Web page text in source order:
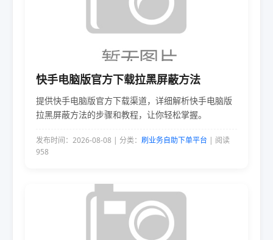
快手电脑版官方下载拉黑屏蔽方法
提供快手电脑版官方下载渠道，详细解析快手电脑版
拉黑屏蔽方法的步骤和教程，让你轻松掌握。
发布时间：2026-08-08 | 分类： 刷业务自助下单平台 | 阅读
958